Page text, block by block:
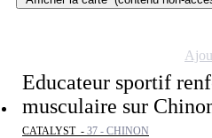
Educateur sportif
musculaire sur
CATALYST - 37 - CHINON